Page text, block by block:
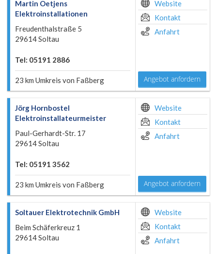
Martin Oetjens
Elektroinstallationen
Freudenthalstraße 5
29614 Soltau
Tel: 05191 2886
23 km Umkreis von Faßberg
Website
Kontakt
Anfahrt
Angebot anfordern
Jörg Hornbostel
Elektroinstallateurmeister
Paul-Gerhardt-Str. 17
29614 Soltau
Tel: 05191 3562
23 km Umkreis von Faßberg
Website
Kontakt
Anfahrt
Angebot anfordern
Soltauer Elektrotechnik GmbH
Beim Schäferkreuz 1
29614 Soltau
Website
Kontakt
Anfahrt